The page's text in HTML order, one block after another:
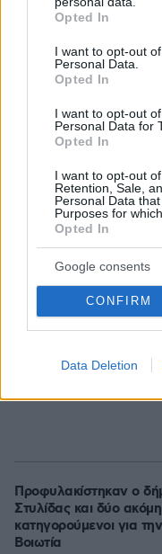
grant or deny consent
use your data for
consent section.
Opted In
I want to opt-out
Personal Data.
Opted In
I want to opt-out
Personal Data for
Opted In
I want to opt-out
Retention, Sale,
Personal Data
Purposes for
Opted In
Google consents
CONFIRM
Data Deletion
Γονικές παροχές:
χρημάτων που
Πόσο κοστίζει μία
Προφυλακίστηκαν ο
Στυλίδας και δύο ακόμη
κατηγορούμενοι για
Βοιωτία